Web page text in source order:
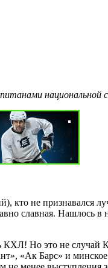
национальной
не признавался
славная. Нашлось
Но это не случай
«Ак Барс» и